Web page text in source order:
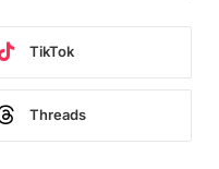
TikTok
Threads